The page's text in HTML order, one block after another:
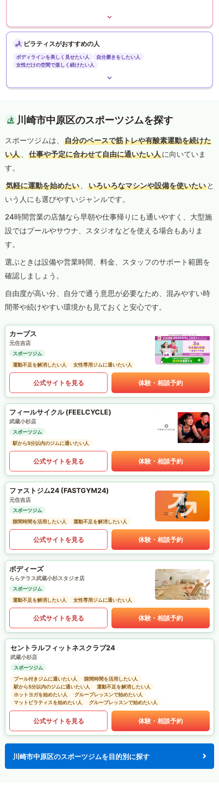
ピラティスがおすすめの人
ボディラインを美しく見せたい人
自分磨きをしたい人
女性だけの空間で楽しく続けたい人
川崎市中原区のスポーツジムを探す
スポーツジムは、
自分のペースで筋トレや有酸素運動を続けた
い人 、 仕事や予定に合わせて自由に通いたい人に向いていま
す。
気軽に運動を始めたい 、 いろいろなマシンや設備を使いたい と
いう人にも選びやすいジャンルです。
24時間営業の店舗なら早朝や仕事帰りにも通いやすく、大型施
設ではプールやサウナ、スタジオなどを使える場合もありま
す。
選ぶときは設備や営業時間、料金、スタッフのサポート範囲を
確認しましょう。
自由度が高い分、自分で通う意思が必要なため、混みやすい時
間帯や続けやすい環境かも見ておくと安心です。
カーブス
元住吉店
スポーツジム
運動不足を解消したい人
女性専用ジムに通いたい人
公式サイトを見る 体験・相談予約
フィールサイクル (FEELCYCLE)
武蔵小杉店
スポーツジム
駅から5分以内のジムに通いたい人
公式サイトを見る 体験・相談予約
ファストジム24 (FASTGYM24)
元住吉店
スポーツジム
隙間時間を活用したい人
運動不足を解消したい人
公式サイトを見る 体験・相談予約
ボディーズ
ららテラス武蔵小杉スタジオ店
スポーツジム
運動不足を解消したい人
女性専用ジムに通いたい人
公式サイトを見る 体験・相談予約
セントラルフィットネスクラブ24
武蔵小杉店
スポーツジム
プール付きジムに通いたい人
隙間時間を活用したい人
駅から5分以内のジムに通いたい人
運動不足を解消したい人
ホットヨガを始めたい人
グループレッスンで始めたい人
マットピラティスを始めたい人
グループレッスンで始めたい人
公式サイトを見る 体験・相談予約
川崎市中原区のスポーツジムを目的別に探す